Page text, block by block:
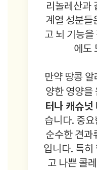
리놀레산과
계열 성분들
고 뇌 기능
에도
만약 땅콩
양한 영양을
터나 캐슈넛
습니다. 중
순수한 견과
입니다. 특히
고 나쁜 콜